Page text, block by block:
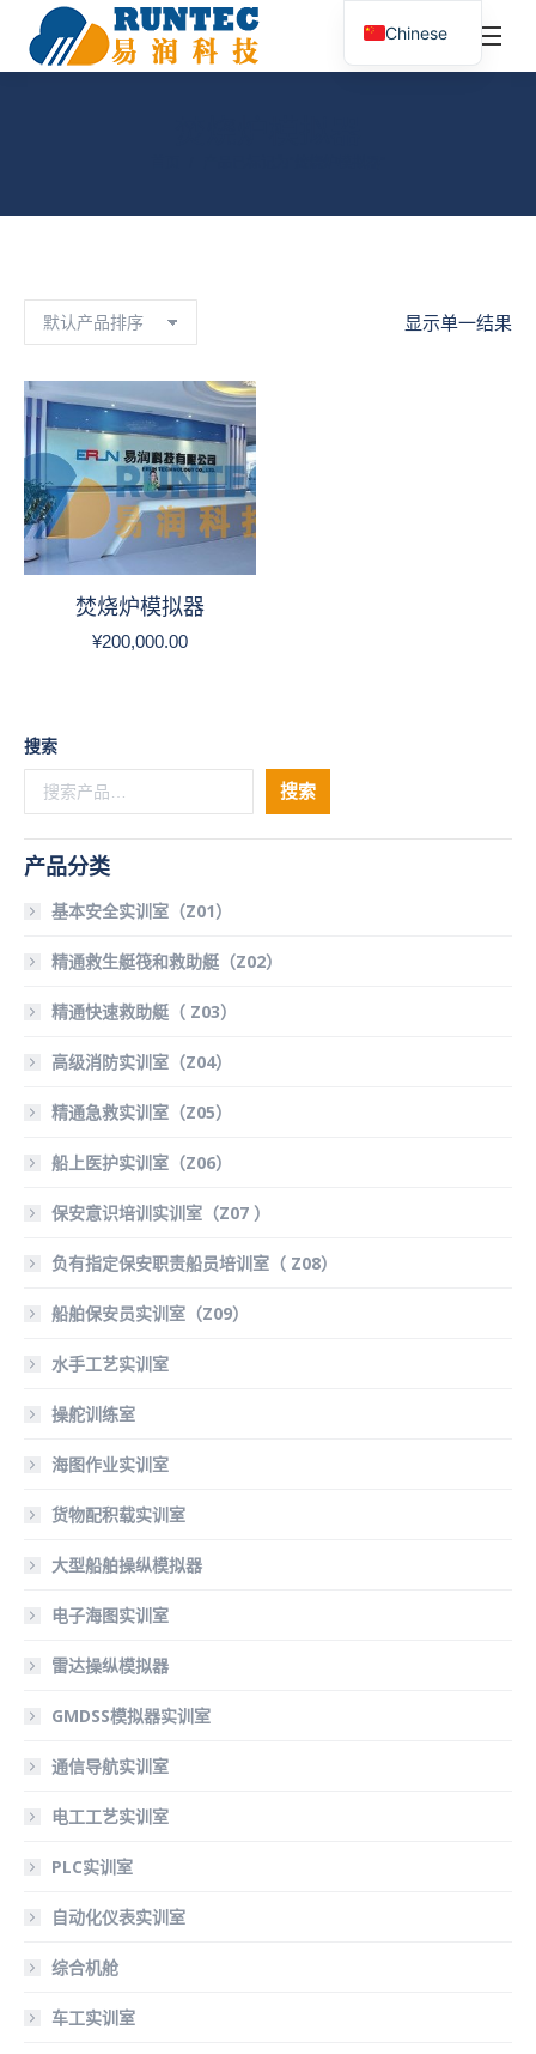
显示单一结果
焚烧炉模拟器
¥200,000.00
搜索
搜索
产品分类
基本安全实训室（Z01）
精通救生艇筏和救助艇（Z02）
精通快速救助艇（ Z03）
高级消防实训室（Z04）
精通急救实训室（Z05）
船上医护实训室（Z06）
保安意识培训实训室（Z07 ）
负有指定保安职责船员培训室（ Z08）
船舶保安员实训室（Z09）
水手工艺实训室
操舵训练室
海图作业实训室
货物配积载实训室
大型船舶操纵模拟器
电子海图实训室
雷达操纵模拟器
GMDSS模拟器实训室
通信导航实训室
电工工艺实训室
PLC实训室
自动化仪表实训室
综合机舱
车工实训室
Chinese